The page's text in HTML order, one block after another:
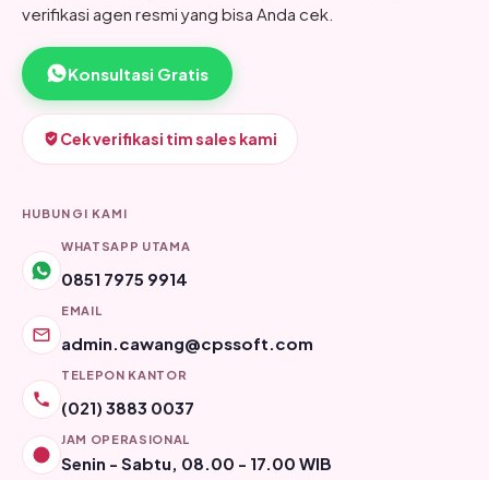
verifikasi agen resmi yang bisa Anda cek.
Konsultasi Gratis
Cek verifikasi tim sales kami
HUBUNGI KAMI
WHATSAPP UTAMA
0851 7975 9914
EMAIL
admin.cawang@cpssoft.com
TELEPON KANTOR
(021) 3883 0037
JAM OPERASIONAL
Senin - Sabtu, 08.00 - 17.00 WIB